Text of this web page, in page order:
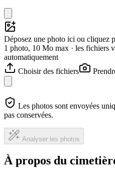
Déposez une photo ici ou cliquez
1 photo, 10 Mo max · les fichiers
automatiquement
Choisir des fichiers
Les photos sont envoyées
pas conservées.
Analyser les photos
À propos du